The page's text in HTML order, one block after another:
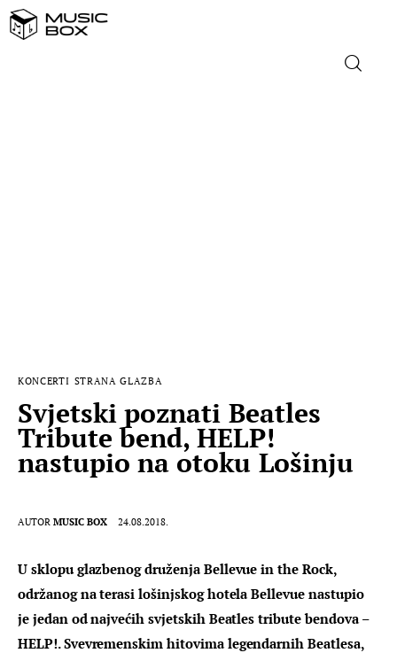
KONCERTI STRANA GLAZBA
Svjetski poznati Beatles
Tribute bend, HELP!
nastupio na otoku Lošinju
AUTOR MUSIC BOX 24.08.2018.
U sklopu glazbenog druženja Bellevue in the Rock,
održanog na terasi lošinjskog hotela Bellevue nastupio
je jedan od najvećih svjetskih Beatles tribute bendova –
HELP!. Svevremenskim hitovima legendarnih Beatlesa,